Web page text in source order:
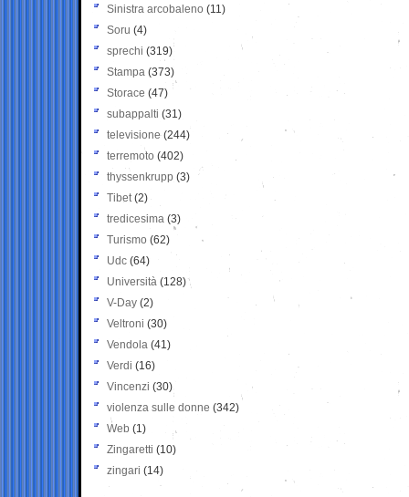
Sinistra arcobaleno (11)
Soru (4)
sprechi (319)
Stampa (373)
Storace (47)
subappalti (31)
televisione(244)
terremoto (402)
thyssenkrupp (3)
Tibet(2)
tredicesima (3)
Turismo (62)
Udc (64)
Università (128)
V-Day (2)
Veltroni (30)
Vendola (41)
Verdi (16)
Vincenzi (30)
violenza sulle donne (342)
Web (1)
Zingaretti (10)
zingari (14)